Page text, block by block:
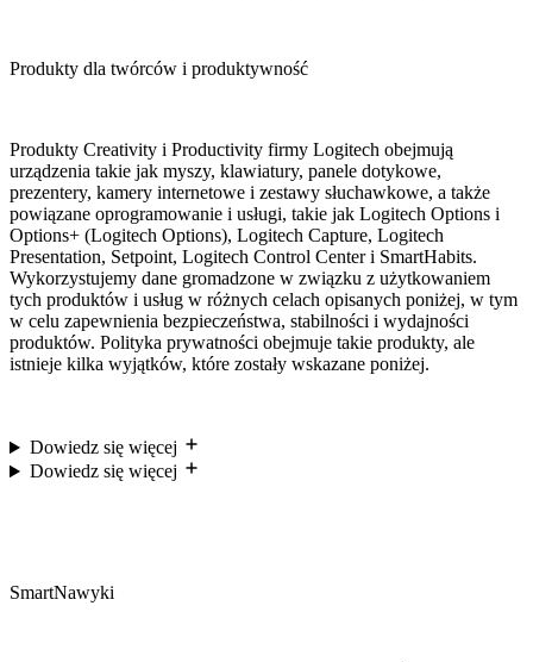
Produkty dla twórców i produktywność
Produkty Creativity i Productivity firmy Logitech obejmują
urządzenia takie jak myszy, klawiatury, panele dotykowe,
prezentery, kamery internetowe i zestawy słuchawkowe, a także
powiązane oprogramowanie i usługi, takie jak Logitech Options i
Options+ (Logitech Options), Logitech Capture, Logitech
Presentation, Setpoint, Logitech Control Center i SmartHabits.
Wykorzystujemy dane gromadzone w związku z użytkowaniem
tych produktów i usług w różnych celach opisanych poniżej, w tym
w celu zapewnienia bezpieczeństwa, stabilności i wydajności
produktów. Polityka prywatności obejmuje takie produkty, ale
istnieje kilka wyjątków, które zostały wskazane poniżej.
Dowiedz się więcej
Dowiedz się więcej
SmartNawyki